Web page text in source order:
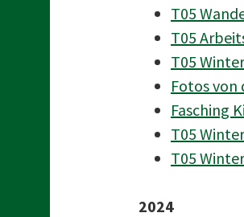
T05
T05
T05
Fotos von
Fasching
T05
T05
2024